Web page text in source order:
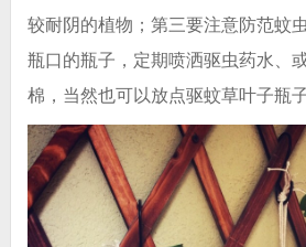
较耐阴的植物；第三要注意防范蚊
瓶口的瓶子，定期喷洒驱虫药水、
棉，当然也可以放点驱蚊草叶子瓶子